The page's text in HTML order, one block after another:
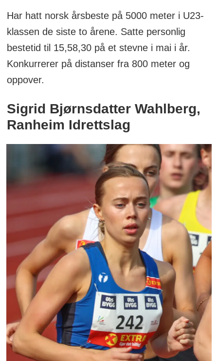
Har hatt norsk årsbeste på 5000 meter i U23-
klassen de siste to årene. Satte personlig
bestetid til 15,58,30 på et stevne i mai i år.
Konkurrerer på distanser fra 800 meter og
oppover.
Sigrid Bjørnsdatter Wahlberg,
Ranheim Idrettslag